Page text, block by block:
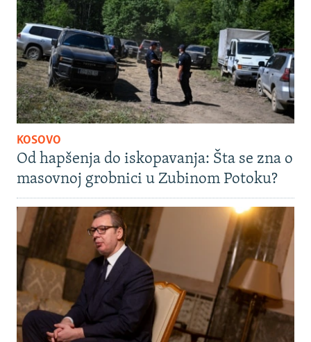
KOSOVO
Od hapšenja do iskopavanja: Šta se zna o
masovnoj grobnici u Zubinom Potoku?